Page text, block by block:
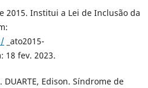
2015. Institui a Lei de Inclusão da
_ato2015-
18 fev. 2023.
DUARTE, Edison. Síndrome de